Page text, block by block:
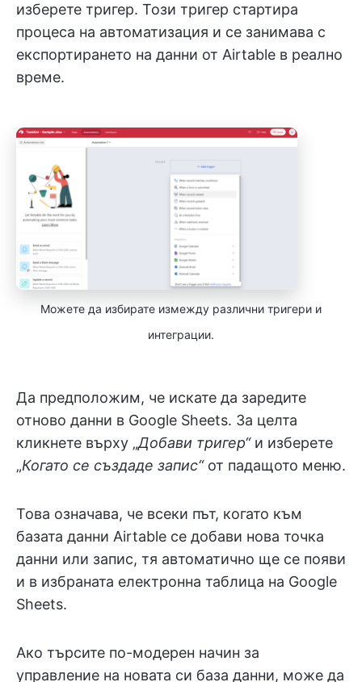
изберете тригер. Този тригер стартира
процеса на автоматизация и се занимава с
експортирането на данни от Airtable в реално
време.
Можете да избирате измежду различни тригери и
интеграции.
Да предположим, че искате да заредите
отново данни в Google Sheets. За целта
кликнете върху „Добави тригер“ и изберете
„Когато се създаде запис“ от падащото меню.
Това означава, че всеки път, когато към
базата данни Airtable се добави нова точка
данни или запис, тя автоматично ще се появи
и в избраната електронна таблица на Google
Sheets.
Ако търсите по-модерен начин за
управление на новата си база данни, може да